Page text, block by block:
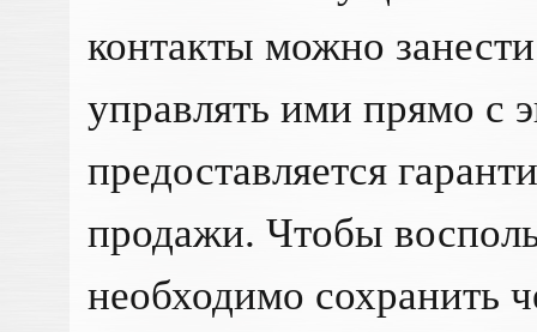
контакты можно
управлять ими прямо с
предоставляется
продажи. Чтобы
необходимо сохранить